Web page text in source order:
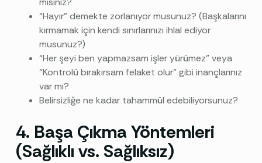
“Hayır” demekte zorlanıyor musunuz? (Başkalarını
kırmamak için kendi sınırlarınızı ihlal ediyor
musunuz?)
“Her şeyi ben yapmazsam işler yürümez” veya
“Kontrolü bırakırsam felaket olur” gibi inançlarınız
var mı?
Belirsizliğe ne kadar tahammül edebiliyorsunuz?
4. Başa Çıkma Yöntemleri
(Sağlıklı vs. Sağlıksız)